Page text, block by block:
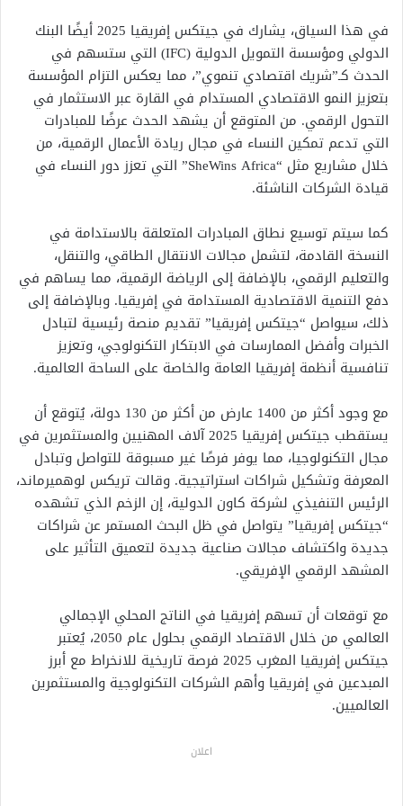
في هذا السياق، يشارك في جيتكس إفريقيا 2025 أيضًا البنك
الدولي ومؤسسة التمويل الدولية (IFC) التي ستسهم في
الحدث كـ”شريك اقتصادي تنموي”، مما يعكس التزام المؤسسة
بتعزيز النمو الاقتصادي المستدام في القارة عبر الاستثمار في
التحول الرقمي. من المتوقع أن يشهد الحدث عرضًا للمبادرات
التي تدعم تمكين النساء في مجال ريادة الأعمال الرقمية، من
خلال مشاريع مثل “SheWins Africa” التي تعزز دور النساء في
قيادة الشركات الناشئة.
كما سيتم توسيع نطاق المبادرات المتعلقة بالاستدامة في
النسخة القادمة، لتشمل مجالات الانتقال الطاقي، والتنقل،
والتعليم الرقمي، بالإضافة إلى الرياضة الرقمية، مما يساهم في
دفع التنمية الاقتصادية المستدامة في إفريقيا. وبالإضافة إلى
ذلك، سيواصل “جيتكس إفريقيا” تقديم منصة رئيسية لتبادل
الخبرات وأفضل الممارسات في الابتكار التكنولوجي، وتعزيز
تنافسية أنظمة إفريقيا العامة والخاصة على الساحة العالمية.
مع وجود أكثر من 1400 عارض من أكثر من 130 دولة، يُتوقع أن
يستقطب جيتكس إفريقيا 2025 آلاف المهنيين والمستثمرين في
مجال التكنولوجيا، مما يوفر فرصًا غير مسبوقة للتواصل وتبادل
المعرفة وتشكيل شراكات استراتيجية. وقالت تريكس لوهميرماند،
الرئيس التنفيذي لشركة كاون الدولية، إن الزخم الذي تشهده
“جيتكس إفريقيا” يتواصل في ظل البحث المستمر عن شراكات
جديدة واكتشاف مجالات صناعية جديدة لتعميق التأثير على
المشهد الرقمي الإفريقي.
مع توقعات أن تسهم إفريقيا في الناتج المحلي الإجمالي
العالمي من خلال الاقتصاد الرقمي بحلول عام 2050، يُعتبر
جيتكس إفريقيا المغرب 2025 فرصة تاريخية للانخراط مع أبرز
المبدعين في إفريقيا وأهم الشركات التكنولوجية والمستثمرين
العالميين.
اعلان